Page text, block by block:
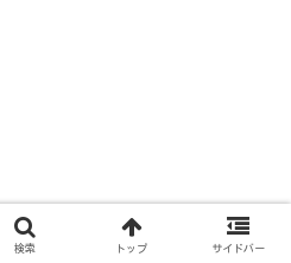
検索 トップ サイドバー